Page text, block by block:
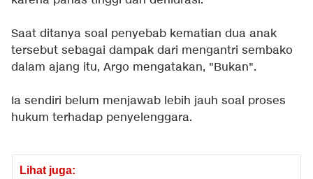
Saat ditanya soal penyebab kematian dua anak
tersebut sebagai dampak dari mengantri sembako
dalam ajang itu, Argo mengatakan, "Bukan".
Ia sendiri belum menjawab lebih jauh soal proses
hukum terhadap penyelenggara.
Lihat juga: